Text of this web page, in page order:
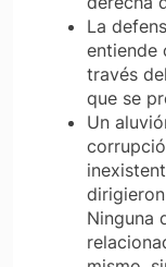
La
entiende
través
que se
Un
Ninguna